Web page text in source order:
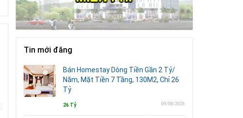
Tin mới đăng
Bán Homestay Dòng Tiền Gần 2 Tỷ/
Năm, Mặt Tiền 7 Tầng, 130M2, Chỉ 26
Tỷ
26 Tỷ 09/08/2026